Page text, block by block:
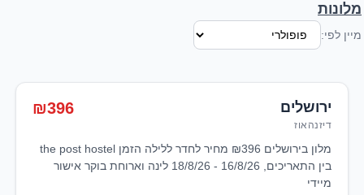
מלונות
מיין לפי:
ירושלים
דיזנהאוז
₪396
מלון בירושלים ₪396 מחיר לחדר ללילה הזמן the post hostel
בין התאריכים, 16/8/26 - 18/8/26 לינה וארוחת בוקר אישור
מיידי